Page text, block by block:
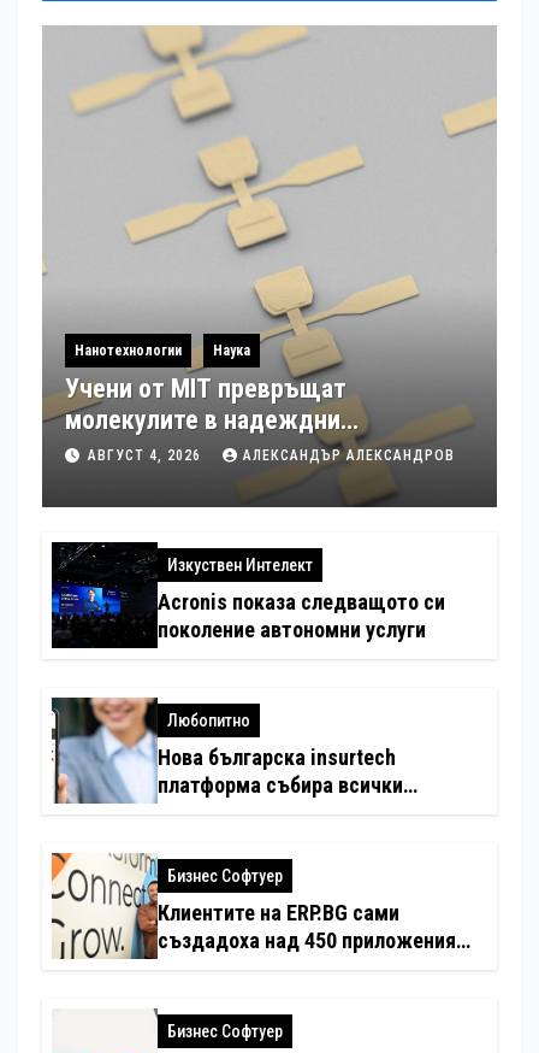
Нанотехнологии Наука
Учени от MIT превръщат
молекулите в надеждни
електронни устройства
АВГУСТ 4, 2026 АЛЕКСАНДЪР АЛЕКСАНДРОВ
Изкуствен Интелект
Acronis показа следващото си
поколение автономни услуги
Любопитно
Нова българска insurtech
платформа събира всички
Бизнес Софтуер
Клиентите на ERP.BG сами
създадоха над 450 приложения
интелект
Бизнес Софтуер